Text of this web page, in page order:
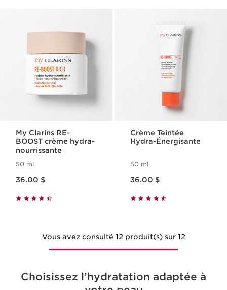
My Clarins RE-
BOOST crème hydra-
nourrissante
50 ml
36.00 $
Crème Teintée
Hydra-Énergisante
50 ml
36.00 $
Vous avez consulté 12 produit(s) sur 12
Choisissez l’hydratation adaptée à